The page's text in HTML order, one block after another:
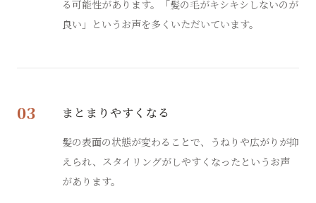
る可能性があります。「髪の毛がキシキシしないのが
良い」というお声を多くいただいています。
03 まとまりやすくなる
髪の表面の状態が変わることで、うねりや広がりが抑
えられ、スタイリングがしやすくなったというお声
があります。